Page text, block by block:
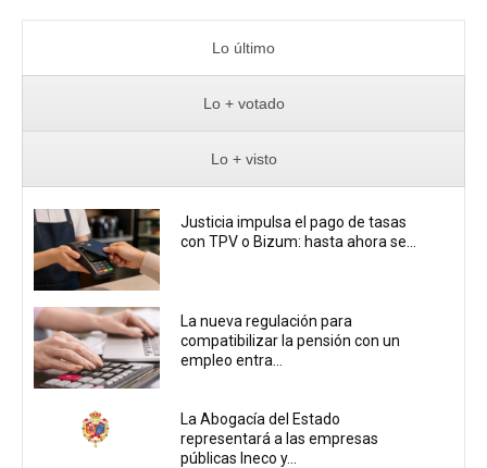
Lo último
Lo + votado
Lo + visto
Justicia impulsa el pago de tasas
con TPV o Bizum: hasta ahora se...
La nueva regulación para
compatibilizar la pensión con un
empleo entra...
La Abogacía del Estado
representará a las empresas
públicas Ineco y...